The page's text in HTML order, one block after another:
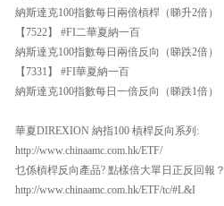
納斯達克100指數每日兩倍槓桿（睇升2倍）
【7522】 #FI二華夏納一百
納斯達克100指數每日兩倍反向（睇跌2倍）
【7331】 #FI華夏納一百
納斯達克100指數每日一倍反向（睇跌1倍）
華夏DIREXION 納指100 槓桿反向系列:
http://www.chinaamc.com.hk/ETF/
乜係槓桿反向產品? 點樣倍大單日正反回報？
http://www.chinaamc.com.hk/ETF/tc/#L&I